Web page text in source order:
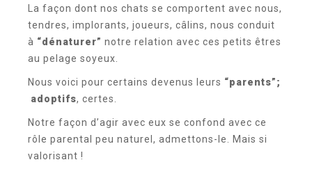
La façon dont nos chats se comportent avec nous,
tendres, implorants, joueurs, câlins, nous conduit
à “dénaturer” notre relation avec ces petits êtres
au pelage soyeux.
Nous voici pour certains devenus leurs “parents”;
adoptifs, certes.
Notre façon d’agir avec eux se confond avec ce
rôle parental peu naturel, admettons-le. Mais si
valorisant !